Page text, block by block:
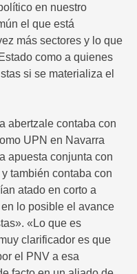
en nuestro
el que está
más sectores y lo que
como a quienes
si se materializa el
abertzale contaba con
UPN en Navarra
apuesta conjunta con
también contaba con
atado en corto a
lo posible el avance
«Lo que es
clarificador es que
el PNV a esa